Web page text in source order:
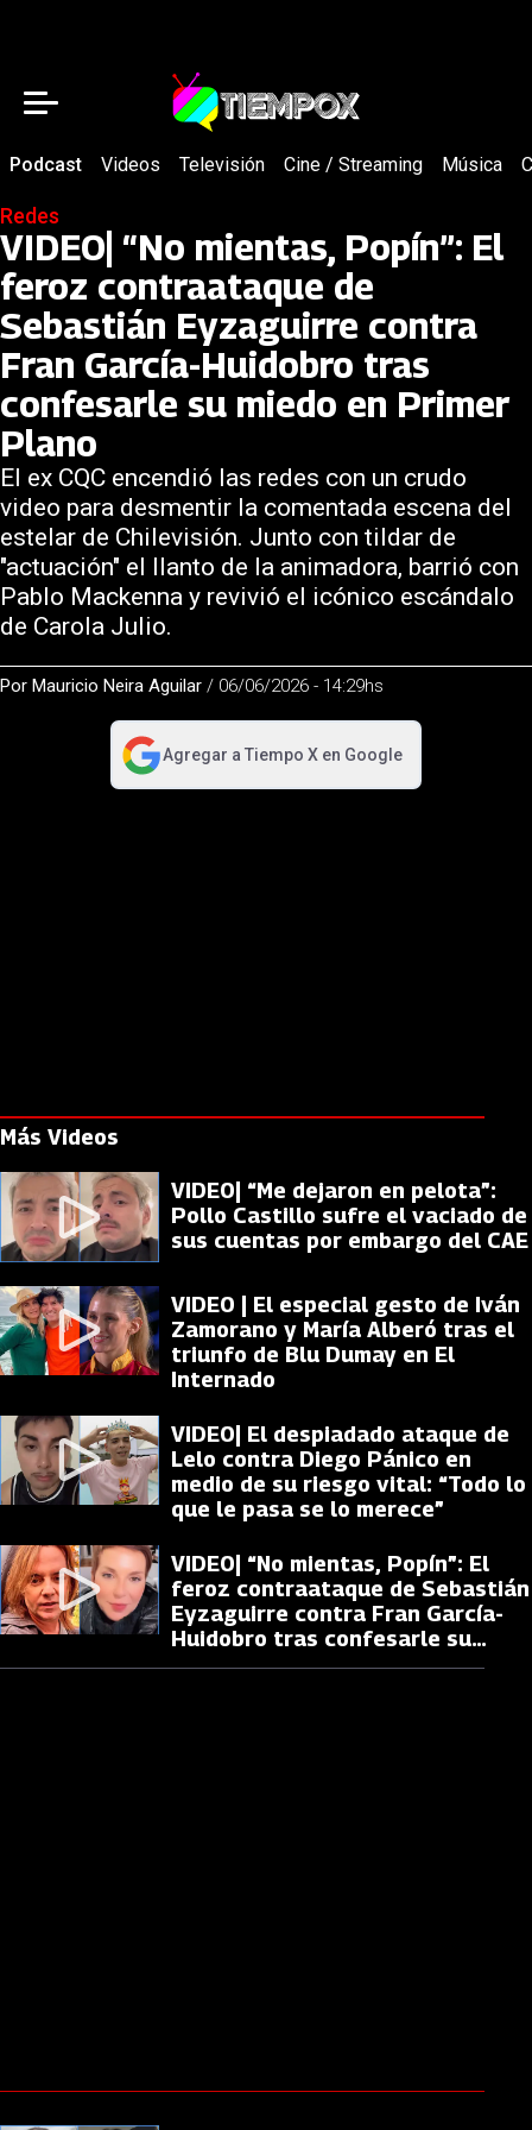
Podcast Videos Televisión Cine / Streaming Música
Redes
VIDEO| “No mientas, Popín”: El
feroz contraataque de
Sebastián Eyzaguirre contra
Fran García-Huidobro tras
confesarle su miedo en Primer
Plano
El ex CQC encendió las redes con un crudo
video para desmentir la comentada escena del
estelar de Chilevisión. Junto con tildar de
"actuación" el llanto de la animadora, barrió con
Pablo Mackenna y revivió el icónico escándalo
de Carola Julio.
Por Mauricio Neira Aguilar / 06/06/2026 - 14:29hs
Agregar a Tiempo Xen Google
abre en nueva pestaña
Más Videos
VIDEO| “Me dejaron en pelota”:
Pollo Castillo sufre el vaciado de
sus cuentas por embargo del CAE
VIDEO | El especial gesto de Iván
Zamorano y María Alberó tras el
triunfo de Blu Dumay en El
Internado
VIDEO| El despiadado ataque de
Lelo contra Diego Pánico en
medio de su riesgo vital: “Todo lo
que le pasa se lo merece”
VIDEO| “No mientas, Popín”: El
feroz contraataque de Sebastián
Eyzaguirre contra Fran García-
Huidobro tras confesarle su
miedo en Primer Plano